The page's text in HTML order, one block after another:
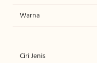
Warna
Ciri Jenis